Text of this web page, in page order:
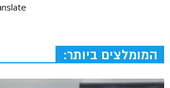
המומלצים ביותר: